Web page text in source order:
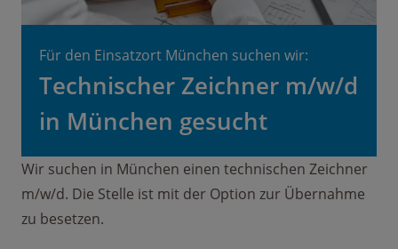
Für den Einsatzort München suchen wir:
Technischer Zeichner m/w/d
in München gesucht
Wir suchen in München einen technischen Zeichner
m/w/d. Die Stelle ist mit der Option zur Übernahme
zu besetzen.